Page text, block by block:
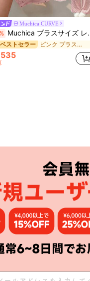
Muchica CURVE
Muchica プラスサイズ レディース ドット柄 ドローストリング ウエスト カジュアル 多用途 デイリー トラベル ロングパンツ
ストセラー ピンク プラスサイズのパンツ
アプリ
する